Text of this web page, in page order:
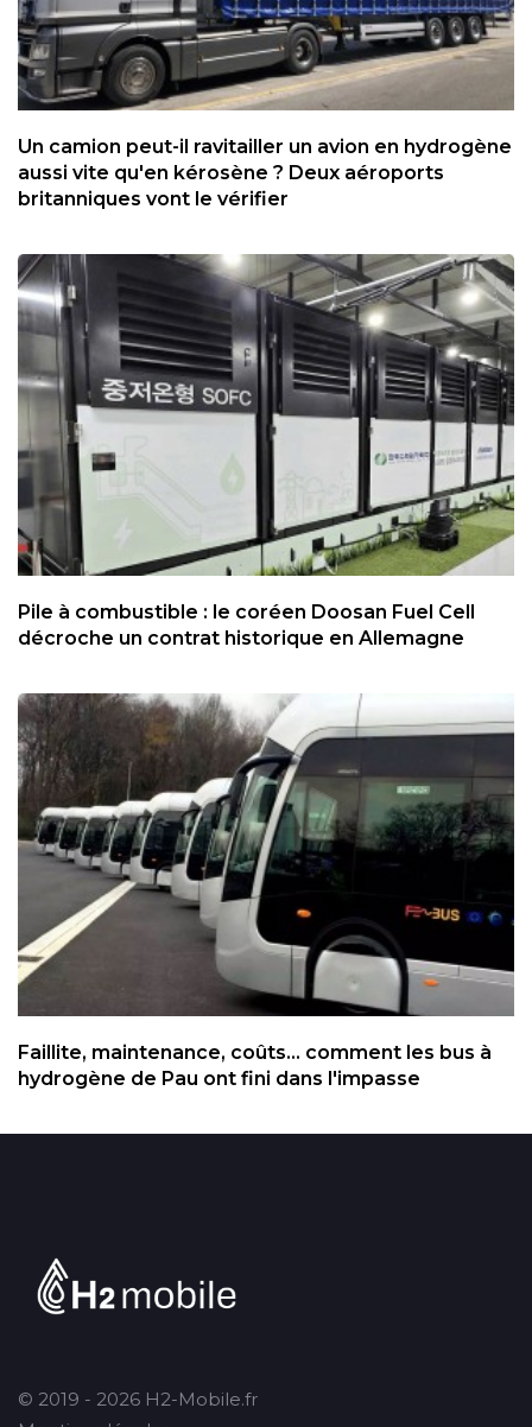
Un camion peut-il ravitailler un avion en hydrogène
aussi vite qu'en kérosène ? Deux aéroports
britanniques vont le vérifier
Pile à combustible : le coréen Doosan Fuel Cell
décroche un contrat historique en Allemagne
Faillite, maintenance, coûts... comment les bus à
hydrogène de Pau ont fini dans l'impasse
© 2019 - 2026 H2-Mobile.fr